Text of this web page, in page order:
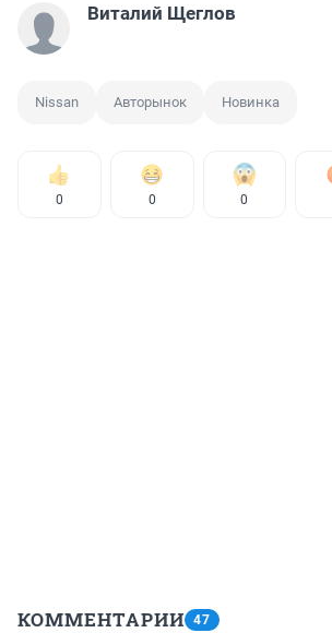
Виталий Щеглов
Nissan Авторынок Новинка
0 0 0
КОММЕНТАРИИ 47